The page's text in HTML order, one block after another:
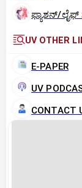
ಫ್ಯಾಶನ್/ಲೈಫ್‌
UV OTHER
E-PAPER
UV
CONTACT